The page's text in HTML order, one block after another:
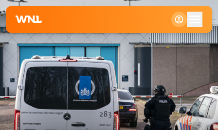
Klein
Standaard